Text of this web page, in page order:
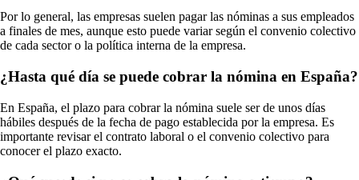
Por lo general, las empresas suelen pagar las nóminas a sus empleados
a finales de mes, aunque esto puede variar según el convenio colectivo
de cada sector o la política interna de la empresa.
¿Hasta qué día se puede cobrar la nómina en España?
En España, el plazo para cobrar la nómina suele ser de unos días
hábiles después de la fecha de pago establecida por la empresa. Es
importante revisar el contrato laboral o el convenio colectivo para
conocer el plazo exacto.